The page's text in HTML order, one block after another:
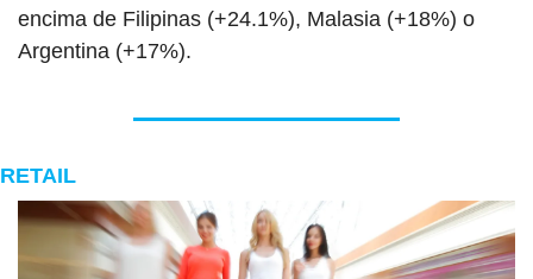
encima de Filipinas (+24.1%), Malasia (+18%) o
Argentina (+17%).
RETAIL